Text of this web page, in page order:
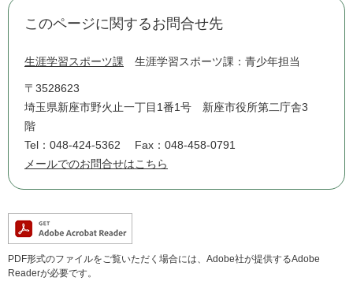
このページに関するお問合せ先
生涯学習スポーツ課 生涯学習スポーツ課：青少年担当
〒3528623
埼玉県新座市野火止一丁目1番1号 新座市役所第二庁舎3
階
Tel：048-424-5362
Fax：048-458-0791
メールでのお問合せはこちら
PDF形式のファイルをご覧いただく場合には、Adobe社が提供するAdobe
Readerが必要です。